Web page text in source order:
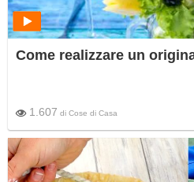
Come realizzare un
1.607 di Cose di Casa